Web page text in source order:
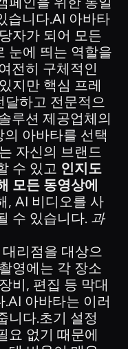
습니다.AI 아바타
자가 되어 모든
눈에 띄는 역할을
전히 구체적인
지만 핵심 프레
달하고 전문적으
루션 제공업체의
아바타를 선택
자신의 브랜드
수 있고 인지도
모든 동영상에
, AI 비디오를 사
수 있습니다. 과
리점을 대상으
영에는 각 장소
비, 편집 등 막대
아바타는 이러
니다.초기 설정
요 없기 때문에